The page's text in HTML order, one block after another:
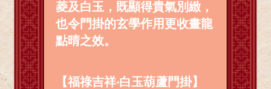
菱及白玉，既顯得貴氣別緻，
也令門掛的玄學作用更收畫龍
點晴之效。
【福祿吉祥‧白玉葫蘆門掛】